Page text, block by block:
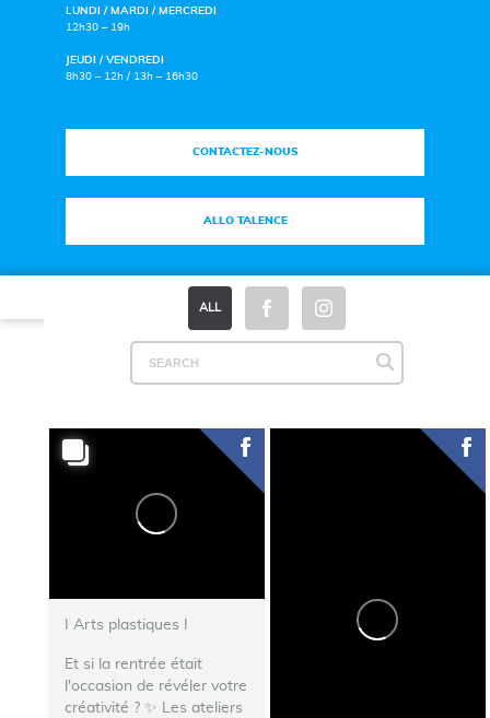
ALL
I Arts plastiques I
Et si la rentrée était
l'occasion de révéler votre
créativité ? ✨ Les ateliers
LUNDI / MARDI / MERCREDI
12h30 – 19h
JEUDI / VENDREDI
8h30 – 12h / 13h – 16h30
CONTACTEZ-NOUS
ALLO TALENCE
Mentions légales Espace Presse